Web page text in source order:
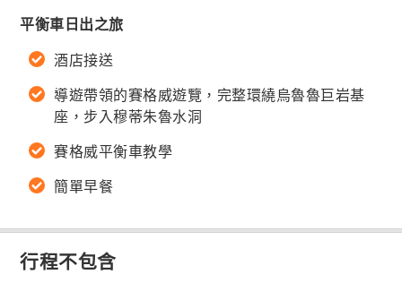
平衡車日出之旅
酒店接送
導遊帶領的賽格威遊覽，完整環繞烏魯魯巨岩基
座，步入穆蒂朱魯水洞
賽格威平衡車教學
簡單早餐
行程不包含